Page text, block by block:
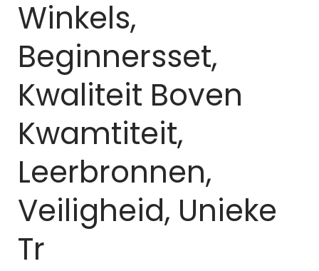
Winkels,
Beginnersset,
Kwaliteit Boven
Kwamtiteit,
Leerbronnen,
Veiligheid, Unieke
Tr